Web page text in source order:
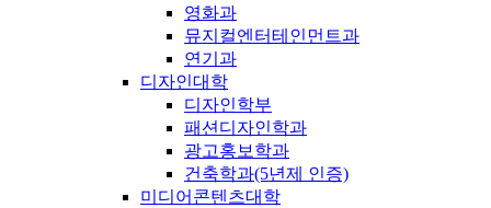
영화과
뮤지컬엔터테인먼트과
연기과
디자인대학
디자인학부
패션디자인학과
광고홍보학과
건축학과(5년제 인증)
미디어콘텐츠대학